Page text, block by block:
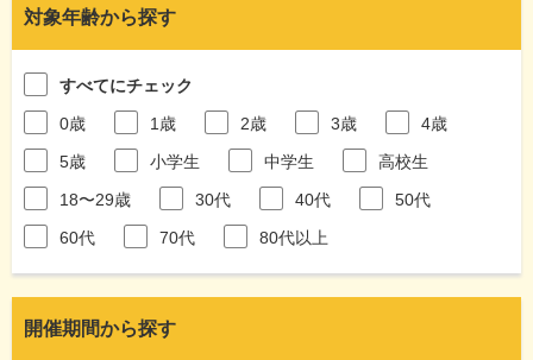
対象年齢から探す
すべてにチェック
0歳
1歳 2歳 3歳
4歳
5歳
小学生 中学生
高校生
18〜29歳
30代 40代
50代
60代
70代 80代以上
開催期間から探す